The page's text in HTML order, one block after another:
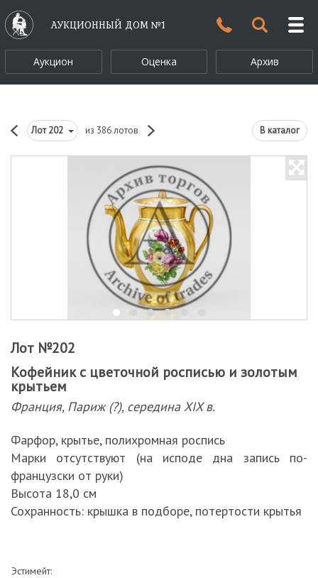
АУКЦИОННЫЙ ДОМ №1
Аукцион Оценка Архив
Лот202 из 386 лотов В каталог
Лот №202
Кофейник с цветочной росписью и золотым
крытьем
Франция, Париж (?), середина XIX в.
Фарфор, крытье, полихромная роспись
Марки отсутствуют (на исподе дна запись по-
французски от руки)
Высота 18,0 см
Сохранность: крышка в подборе, потертости крытья
Эстимейт: